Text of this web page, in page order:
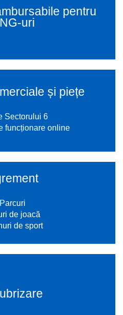
pentru
uri
și piețe
Sectorului 6
funcționare online
Parcuri
de joacă
de sport